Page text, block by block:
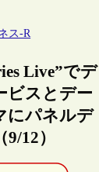
ス-R
Live”でデ
ビスとデー
にパネルデ
12）